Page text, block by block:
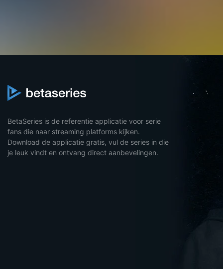
BetaSeries is de referentie applicatie voor serie
fans die naar streaming platforms kijken.
Download de applicatie gratis, vul de series in die
je leuk vindt en ontvang direct aanbevelingen.